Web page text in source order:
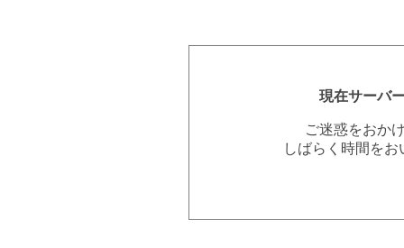
現在サーバ
ご迷惑をおか
しばらく時間を